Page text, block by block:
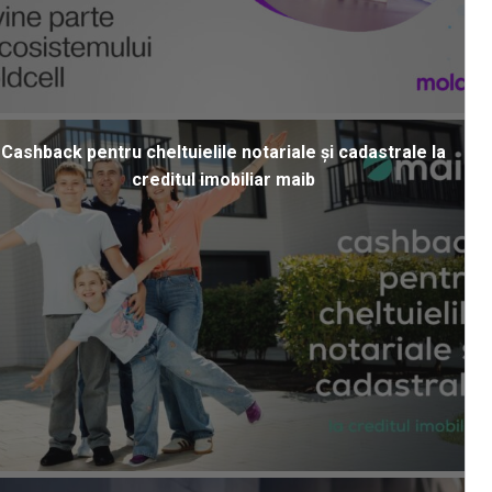
Cashback pentru cheltuielile notariale și cadastrale la
creditul imobiliar maib